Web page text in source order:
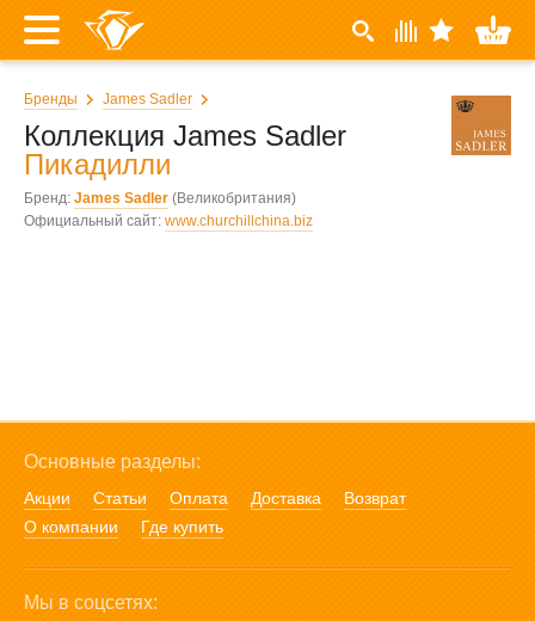
Бренды James Sadler
Коллекция James Sadler
Пикадилли
Бренд: James Sadler (Великобритания)
Официальный сайт: www.churchillchina.biz
Основные разделы:
Акции Статьи Оплата Доставка
Возврат
О компании
Где купить
Мы в соцсетях: